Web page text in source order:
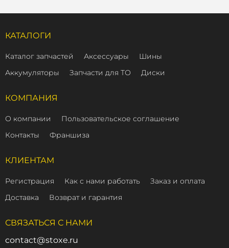
КАТАЛОГИ
Каталог запчастей Аксессуары
Шины
Аккумуляторы
Запчасти для ТО Диски
КОМПАНИЯ
О компании
Пользовательское соглашение
Контакты
Франшиза
КЛИЕНТАМ
Регистрация Как с нами работать
Заказ и оплата
Доставка
Возврат и гарантия
СВЯЗАТЬСЯ С НАМИ
contact@stoxe.ru